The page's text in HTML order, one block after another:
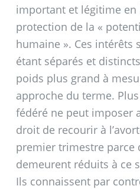
important et légitime en
protection de la «
humaine ». Ces intérêts
étant séparés et
poids plus grand à
approche du terme.
fédéré ne peut imposer
droit de recourir à
premier trimestre parce
demeurent réduits à ce
Ils connaissent par